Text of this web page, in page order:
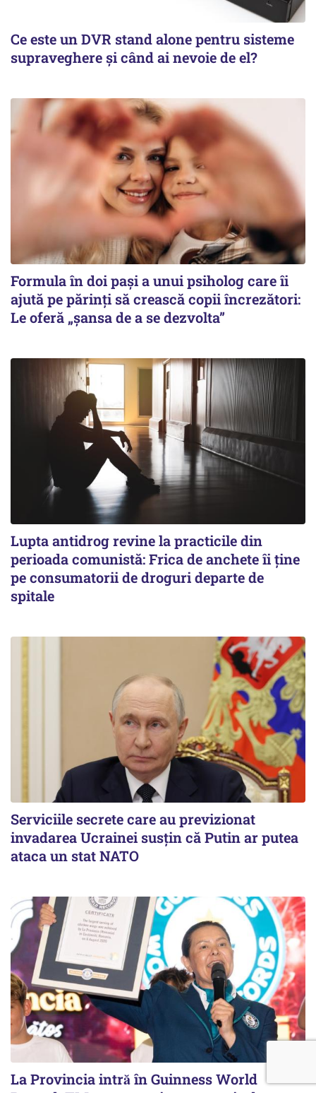
Ce este un DVR stand alone pentru sisteme
supraveghere și când ai nevoie de el?
Formula în doi pași a unui psiholog care îi
ajută pe părinți să crească copii încrezători:
Le oferă „șansa de a se dezvolta”
Lupta antidrog revine la practicile din
perioada comunistă: Frica de anchete îi ține
pe consumatorii de droguri departe de
spitale
Serviciile secrete care au previzionat
invadarea Ucrainei susțin că Putin ar putea
ataca un stat NATO
La Provincia intră în Guinness World